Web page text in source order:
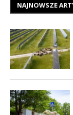
NAJNOWSZE